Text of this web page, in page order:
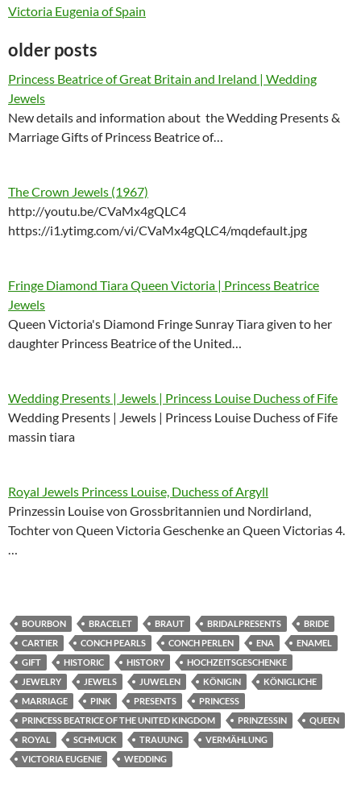
Victoria Eugenia of Spain
older posts
Princess Beatrice of Great Britain and Ireland | Wedding
Jewels
New details and information about the Wedding Presents &
Marriage Gifts of Princess Beatrice of…
The Crown Jewels (1967)
http://youtu.be/CVaMx4gQLC4
https://i1.ytimg.com/vi/CVaMx4gQLC4/mqdefault.jpg
Fringe Diamond Tiara Queen Victoria | Princess Beatrice
Jewels
Queen Victoria's Diamond Fringe Sunray Tiara given to her
daughter Princess Beatrice of the United…
Wedding Presents | Jewels | Princess Louise Duchess of Fife
Wedding Presents | Jewels | Princess Louise Duchess of Fife
massin tiara
Royal Jewels Princess Louise, Duchess of Argyll
Prinzessin Louise von Grossbritannien und Nordirland,
Tochter von Queen Victoria Geschenke an Queen Victorias 4.
…
BOURBON BRACELET BRAUT BRIDALPRESENTS
BRIDE
CARTIER
CONCH PEARLS CONCH PERLEN ENA
ENAMEL
GIFT
HISTORIC HISTORY
HOCHZEITSGESCHENKE
JEWELRY
JEWELS JUWELEN KÖNIGIN
KÖNIGLICHE
MARRIAGE
PINK PRESENTS
PRINCESS
PRINCESS BEATRICE OF THE UNITED KINGDOM
PRINZESSIN
QUEEN
ROYAL
SCHMUCK TRAUUNG
VERMÄHLUNG
VICTORIA EUGENIE
WEDDING